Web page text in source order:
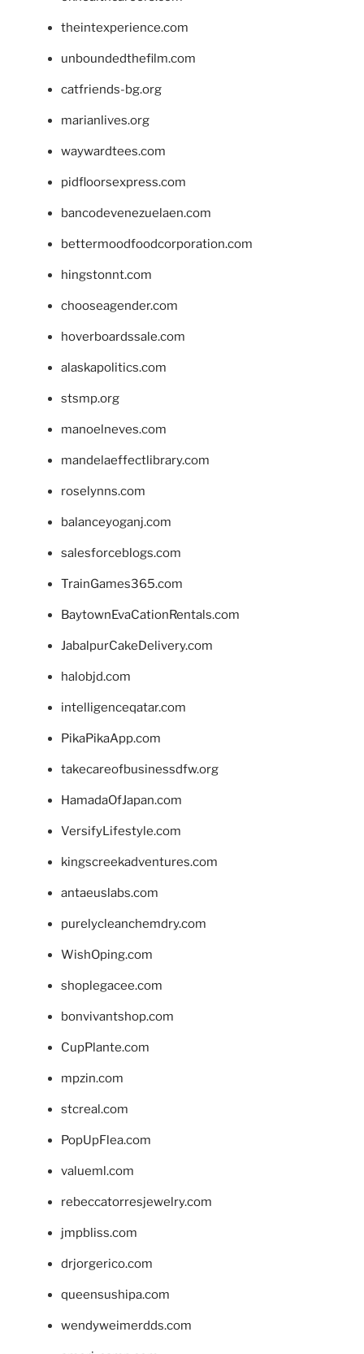
theintexperience.com
unboundedthefilm.com
catfriends-bg.org
marianlives.org
waywardtees.com
pidfloorsexpress.com
bancodevenezuelaen.com
bettermoodfoodcorporation.com
hingstonnt.com
chooseagender.com
hoverboardssale.com
alaskapolitics.com
stsmp.org
manoelneves.com
mandelaeffectlibrary.com
roselynns.com
balanceyoganj.com
salesforceblogs.com
TrainGames365.com
BaytownEvaCationRentals.com
JabalpurCakeDelivery.com
halobjd.com
intelligenceqatar.com
PikaPikaApp.com
takecareofbusinessdfw.org
HamadaOfJapan.com
VersifyLifestyle.com
kingscreekadventures.com
antaeuslabs.com
purelycleanchemdry.com
WishOping.com
shoplegacee.com
bonvivantshop.com
CupPlante.com
mpzin.com
stcreal.com
PopUpFlea.com
valueml.com
rebeccatorresjewelry.com
jmpbliss.com
drjorgerico.com
queensushipa.com
wendyweimerdds.com